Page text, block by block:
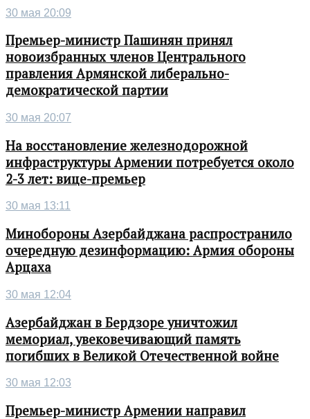
30 мая 20:09
Премьер-министр Пашинян принял
новоизбранных членов Центрального
правления Армянской либерально-
демократической партии
30 мая 20:07
На восстановление железнодорожной
инфраструктуры Армении потребуется около
2-3 лет: вице-премьер
30 мая 13:11
Минобороны Азербайджана распространило
очередную дезинформацию: Армия обороны
Арцаха
30 мая 12:04
Азербайджан в Бердзоре уничтожил
мемориал, увековечивающий память
погибших в Великой Отечественной войне
30 мая 12:03
Премьер-министр Армении направил